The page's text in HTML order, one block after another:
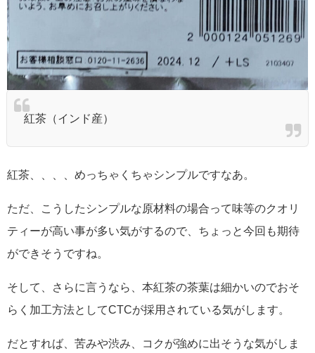
紅茶（インド産）
紅茶、、、、めっちゃくちゃシンプルですなあ。
ただ、こうしたシンプルな原材料の場合って味等のクオリ
ティーが高い事が多い気がするので、ちょっと今回も期待
ができそうですね。
そして、さらに言うなら、本紅茶の茶葉は細かいのでおそ
らく加工方法としてCTCが採用されている気がします。
だとすれば、苦みや渋み、コクが強めに出そうな気がしま